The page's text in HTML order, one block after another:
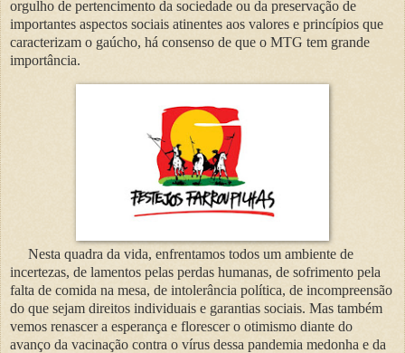
orgulho de pertencimento da sociedade ou da preservação de
importantes aspectos sociais atinentes aos valores e princípios que
caracterizam o gaúcho, há consenso de que o MTG tem grande
importância.
Nesta quadra da vida, enfrentamos todos um ambiente de
incertezas, de lamentos pelas perdas humanas, de sofrimento pela
falta de comida na mesa, de intolerância política, de incompreensão
do que sejam direitos individuais e garantias sociais. Mas também
vemos renascer a esperança e florescer o otimismo diante do
avanço da vacinação contra o vírus dessa pandemia medonha e da